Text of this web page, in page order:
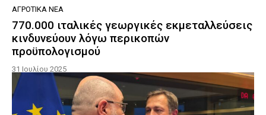
ΑΓΡΟΤΙΚΆ ΝΈΑ
770.000 ιταλικές γεωργικές εκμεταλλεύσεις
κινδυνεύουν λόγω περικοπών
προϋπολογισμού
31 Ιουλίου 2025